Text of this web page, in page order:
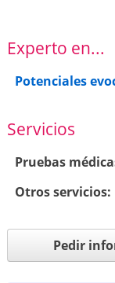
Experto en...
Potenciales
Servicios
Pruebas
Otros servicios:
Pedir